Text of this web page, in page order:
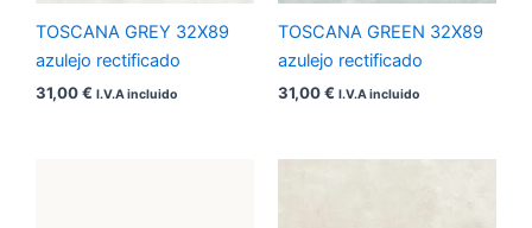
TOSCANA GREY 32X89
azulejo rectificado
31,00€ I.V.A incluido
TOSCANA GREEN 32X89
azulejo rectificado
31,00€ I.V.A incluido